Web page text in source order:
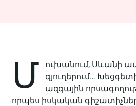
Մ
ուխանում, Սևանի
գյուղերում…
ազգային
որպես իսկական